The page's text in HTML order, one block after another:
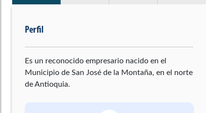
Perfil
Es un reconocido empresario nacido en el
Municipio de San José de la Montaña, en el norte
de Antioquia.